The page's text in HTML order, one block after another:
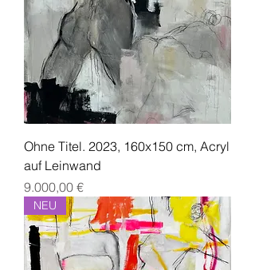
Ohne Titel. 2023, 160x150 cm, Acryl
auf Leinwand
Preis
9.000,00 €
NEU